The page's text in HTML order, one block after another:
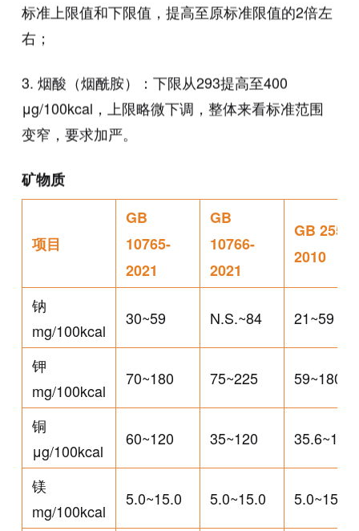
标准上限值和下限值，提高至原标准限值的2倍左
右；
3. 烟酸（烟酰胺）：下限从293提高至400
μg/100kcal，上限略微下调，整体来看标准范围
变窄，要求加严。
矿物质
项目
GB
10765-
2021
GB
10766-
2021
GB
2010
钠
mg/100kcal
30~59 N.S.~84 21~59
钾
mg/100kcal
70~180 75~225 59~180
铜
μg/100kcal
60~120 35~120
镁
mg/100kcal
5.0~15.0 5.0~15.0 5.0~15.1